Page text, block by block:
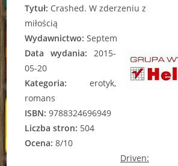
Tytuł: Crashed. W zderzeniu z
miłością
Wydawnictwo:Septem
Data wydania: 2015-
05-20
Kategoria: erotyk,
romans
ISBN:9788324696949
Liczba stron: 504
Ocena: 8/10
Driven: